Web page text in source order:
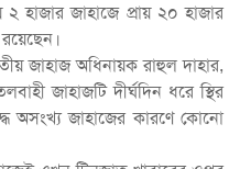
হাজার জাহাজে প্রায় ২০ হাজার
জাহাজ অধিনায়ক রাহুল দাহার,
জাহাজটি দীর্ঘদিন ধরে স্থির
অসংখ্য জাহাজের কারণে কোনো